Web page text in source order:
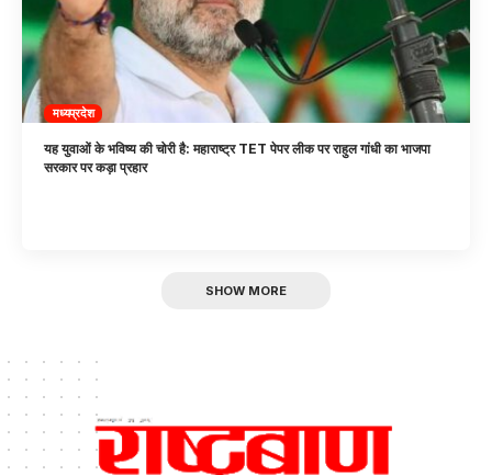
मध्यप्रदेश
यह युवाओं के भविष्य की चोरी है: महाराष्ट्र TET पेपर लीक पर राहुल गांधी का भाजपा
सरकार पर कड़ा प्रहार
SHOW MORE